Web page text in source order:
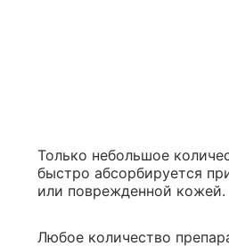
Только небольшое
быстро абсорбируется
или поврежденной кожей.
Любое количество